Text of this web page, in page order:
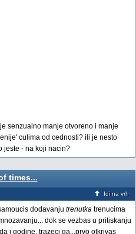
senzualno manje otvoreno i manje
culima od cednosti? ili je nesto
jeste - na koji nacin?
times...
Idi na vrh
dodavanju trenutka trenucima
dok se vezbas u pritiskanju
i godine, trazeci ga...prvo otkrivas